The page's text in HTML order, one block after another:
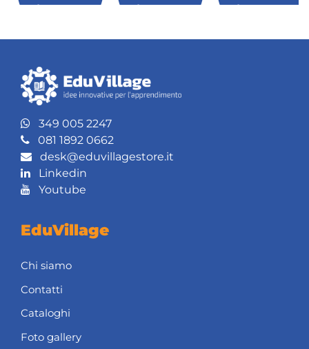
leggere
leggere
leggere
349 005 2247
081 1892 0662
desk@eduvillagestore.it
Linkedin
Youtube
EduVillage
Chi siamo
Contatti
Cataloghi
Foto gallery